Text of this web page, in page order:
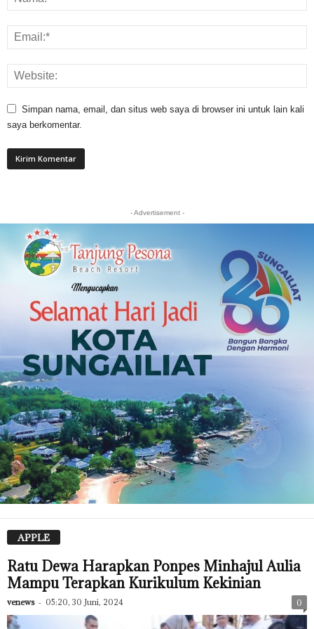
Simpan nama, email, dan situs web saya di browser ini untuk lain kali
saya berkomentar.
- Advertisement -
APPLE
Ratu Dewa Harapkan Ponpes Minhajul Aulia
Mampu Terapkan Kurikulum Kekinian
venews - 05:20, 30 Juni, 2024 0